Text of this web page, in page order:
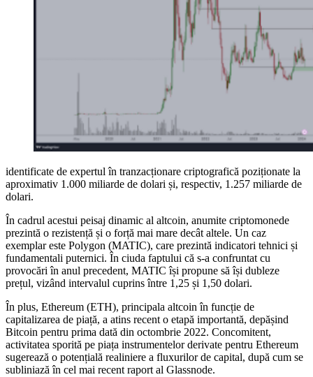
identificate de expertul în tranzacționare criptografică poziționate la
aproximativ 1.000 miliarde de dolari și, respectiv, 1.257 miliarde de
dolari.
În cadrul acestui peisaj dinamic al altcoin, anumite criptomonede
prezintă o rezistență și o forță mai mare decât altele. Un caz
exemplar este Polygon (MATIC), care prezintă indicatori tehnici și
fundamentali puternici. În ciuda faptului că s-a confruntat cu
provocări în anul precedent, MATIC își propune să își dubleze
prețul, vizând intervalul cuprins între 1,25 și 1,50 dolari.
În plus, Ethereum (ETH), principala altcoin în funcție de
capitalizarea de piață, a atins recent o etapă importantă, depășind
Bitcoin pentru prima dată din octombrie 2022. Concomitent,
activitatea sporită pe piața instrumentelor derivate pentru Ethereum
sugerează o potențială realiniere a fluxurilor de capital, după cum se
subliniază în cel mai recent raport al Glassnode.